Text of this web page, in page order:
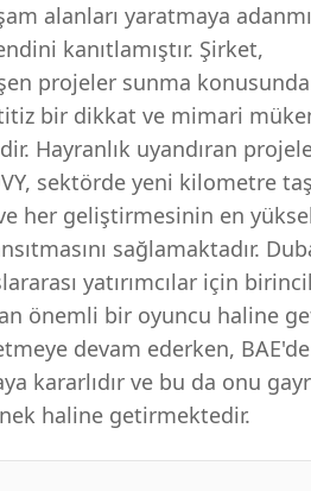
alanları yaratmaya
kanıtlamıştır. Şirket,
projeler sunma
bir dikkat ve mimari
Hayranlık uyandıran
sektörde yeni kilometre
her geliştirmesinin en
sağlamaktadır.
yatırımcılar için birincil
önemli bir oyuncu haline
devam ederken,
kararlıdır ve bu da onu
haline getirmektedir.